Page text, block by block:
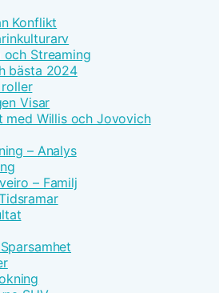
Konflikt
och Streaming
bästa 2024
Visar
med Willis och Jovovich
– Analys
– Familj